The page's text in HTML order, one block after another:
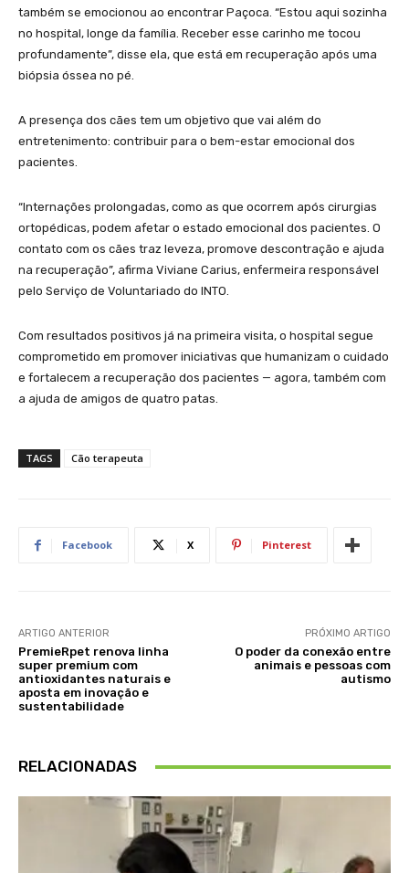
também se emocionou ao encontrar Paçoca. “Estou aqui sozinha
no hospital, longe da família. Receber esse carinho me tocou
profundamente”, disse ela, que está em recuperação após uma
biópsia óssea no pé.
A presença dos cães tem um objetivo que vai além do
entretenimento: contribuir para o bem-estar emocional dos
pacientes.
“Internações prolongadas, como as que ocorrem após cirurgias
ortopédicas, podem afetar o estado emocional dos pacientes. O
contato com os cães traz leveza, promove descontração e ajuda
na recuperação”, afirma Viviane Carius, enfermeira responsável
pelo Serviço de Voluntariado do INTO.
Com resultados positivos já na primeira visita, o hospital segue
comprometido em promover iniciativas que humanizam o cuidado
e fortalecem a recuperação dos pacientes — agora, também com
a ajuda de amigos de quatro patas.
TAGS Cão terapeuta
Facebook X Pinterest
ARTIGO ANTERIOR
PremieRpet renova linha
super premium com
antioxidantes naturais e
aposta em inovação e
sustentabilidade
PRÓXIMO ARTIGO
O poder da conexão entre
animais e pessoas com
autismo
RELACIONADAS